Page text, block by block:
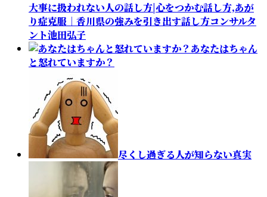
大事に扱われない人の話し方|心をつかむ話し方,あが
り症克服｜香川県の強みを引き出す話し方コンサルタ
ント池田弘子
あなたはちゃん
と怒れていますか？
尽くし過ぎる人が知らない真実